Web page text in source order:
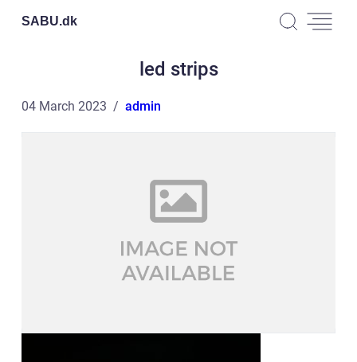
SABU.dk
led strips
04 March 2023 admin